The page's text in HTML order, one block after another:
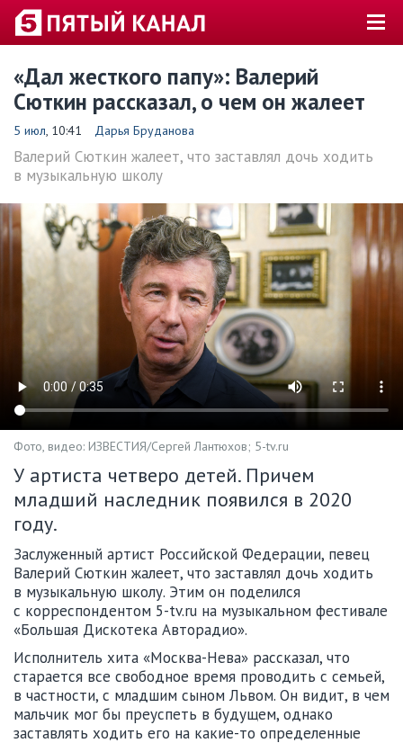
«Дал жесткого папу»: Валерий
Сюткин рассказал, о чем он жалеет
5 июл, 10:41 Дарья Бруданова
Валерий Сюткин жалеет, что заставлял дочь ходить
в музыкальную школу
Фото, видео: ИЗВЕСТИЯ/Сергей Лантюхов; 5-tv.ru
У артиста четверо детей. Причем
младший наследник появился в 2020
году.
Заслуженный артист Российской Федерации, певец
Валерий Сюткин жалеет, что заставлял дочь ходить
в музыкальную школу. Этим он поделился
с корреспондентом 5-tv.ru на музыкальном фестивале
«Большая Дискотека Авторадио».
Исполнитель хита «Москва-Нева» рассказал, что
старается все свободное время проводить с семьей,
в частности, с младшим сыном Львом. Он видит, в чем
мальчик мог бы преуспеть в будущем, однако
заставлять ходить его на какие-то определенные